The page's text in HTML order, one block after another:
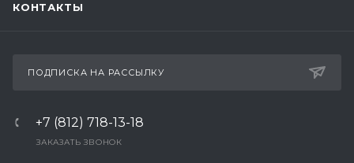
КОНТАКТЫ
ПОДПИСКА НА РАССЫЛКУ
+7 (812) 718-13-18
ЗАКАЗАТЬ ЗВОНОК